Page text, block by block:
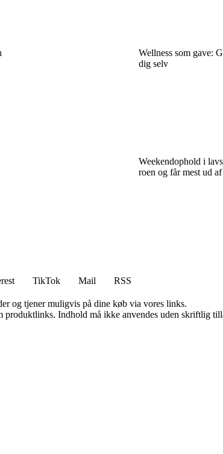
Wellness som gave:
dig selv
Weekendophold i
roen og får mest ud
TikTok Mail
RSS
og tjener muligvis på dine køb via vores links.
Indhold må ikke anvendes uden skriftlig